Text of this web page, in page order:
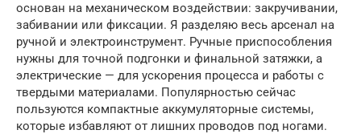
основан на механическом воздействии: закручивании,
забивании или фиксации. Я разделяю весь арсенал на
ручной и электроинструмент. Ручные приспособления
нужны для точной подгонки и финальной затяжки, а
электрические — для ускорения процесса и работы с
твердыми материалами. Популярностью сейчас
пользуются компактные аккумуляторные системы,
которые избавляют от лишних проводов под ногами.